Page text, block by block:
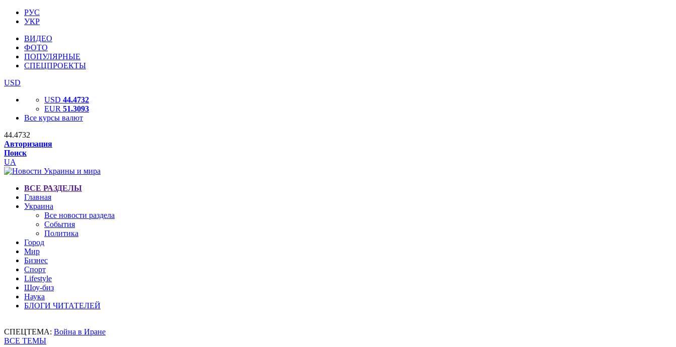
РУС
УКР
ВИДЕО
ФОТО
ПОПУЛЯРНЫЕ
СПЕЦПРОЕКТЫ
USD
USD 44.4732
EUR 51.3093
Все курсы валют
44.4732
Авторизация
Поиск
UA
ВСЕ РАЗДЕЛЫ
Главная
Украина
Все новости раздела
События
Политика
Город
Мир
Бизнес
Спорт
Lifestyle
Шоу-биз
Наука
БЛОГИ ЧИТАТЕЛЕЙ
СПЕЦТЕМА: Война в Иране
ВСЕ ТЕМЫ